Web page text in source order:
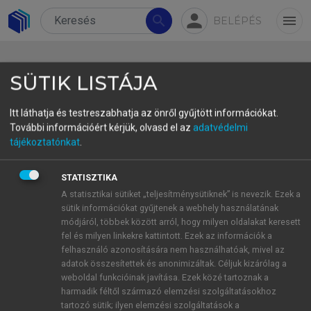
search person BELÉPÉS menu
13.1. Készségek, képességek az
iskolaalkalmasság
szempontjából
A sikeres iskolakezdéshez szükséges készségek és
képességek tekintetében a neveléstudomány és a
pszichológia számos adatot kínál. A kérdőívben
meghatározott válaszok a képességlistákat illetően
ezekre a szakirodalmakra épültek (Grimmer, 2018;
Mérei & V. Binét, 2017;Katona, 2010;Séra &
SÜTIK LISTÁJA
Itt láthatja és testreszabhatja az önről gyűjtött információkat.
További információért kérjük, olvasd el az adatvédelmi
tájékoztatónkat.
STATISZTIKA
A statisztikai sütiket „teljesítménysütiknek” is nevezik. Ezek a
sütik információkat gyűjtenek a webhely használatának
módjáról, többek között arról, hogy milyen oldalakat keresett
fel és milyen linkekre kattintott. Ezek az információk a
felhasználó azonosítására nem használhatóak, mivel az
adatok összesítettek és anonimizáltak. Céljuk kizárólag a
weboldal funkcióinak javítása. Ezek közé tartoznak a
harmadik féltől származó elemzési szolgáltatásokhoz
tartozó sütik; ilyen elemzési szolgáltatások a